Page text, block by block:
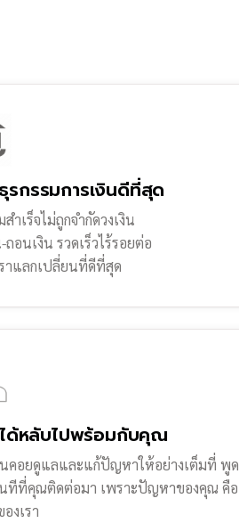
กรรมการเงินดีที่สุด
ำเร็จไม่ถูกจำกัดวงเงิน
ถอนเงิน รวดเร็วไร้รอยต่อ
าแลกเปลี่ยนที่ดีที่สุด
ได้หลับไปพร้อมกับคุณ
คอยดูแลและแก้ปัญหาให้อย่างเต็มที่ พูด
ทีที่คุณติดต่อมา เพราะปัญหาของคุณ คือ
งเรา